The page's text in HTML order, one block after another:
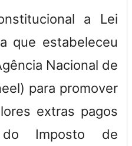
a Lei
que estabeleceu
Nacional de
para promover
extras pagos
Imposto de